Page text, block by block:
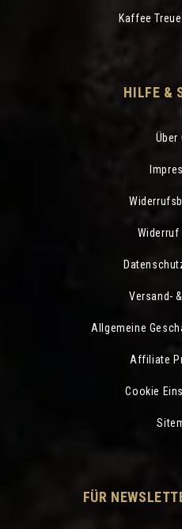
Kaffee
HILFE &
Über
Widerruf
Versand-
Allgemeine
Affiliate
Cookie
FÜR